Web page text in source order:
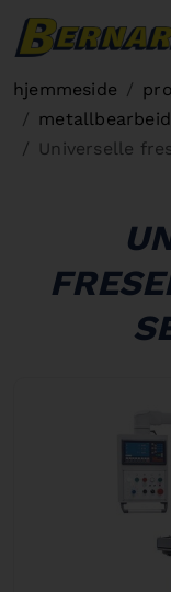
hjemmeside
Universelle